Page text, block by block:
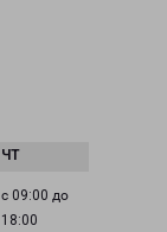
с 09:00 до
18:00